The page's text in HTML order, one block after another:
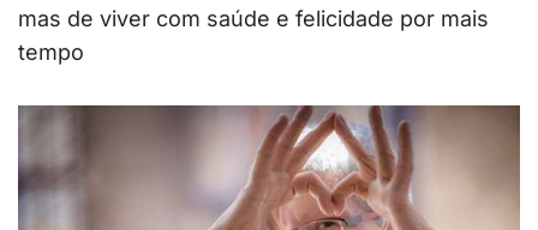
mas de viver com saúde e felicidade por mais
tempo